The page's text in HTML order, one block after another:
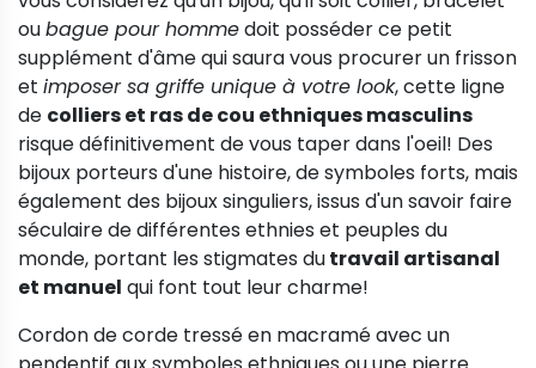
oubague pour hommedoit posséder ce petit
supplément d'âme qui saura vous procurer un frisson
et imposer sa griffe unique à votre look, cette ligne
de colliers et ras de cou ethniques masculins
risque définitivement de vous taper dans l'oeil! Des
bijoux porteurs d'une histoire, de symboles forts, mais
également des bijoux singuliers, issus d'un savoir faire
séculaire de différentes ethnies et peuples du
monde, portant les stigmates dutravail artisanal
et manuel qui font tout leur charme!
Cordon de corde tressé en macramé avec un